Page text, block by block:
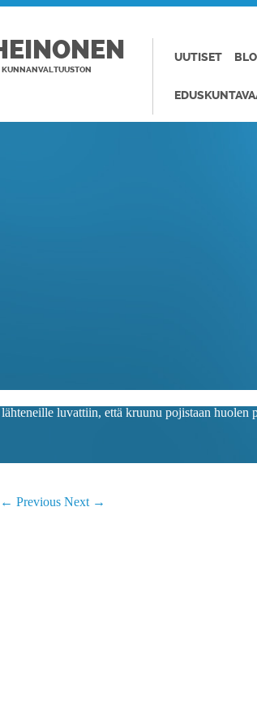
UUTISET
lähteneille luvattiin, että kruunu pojistaan
← Previous Next →